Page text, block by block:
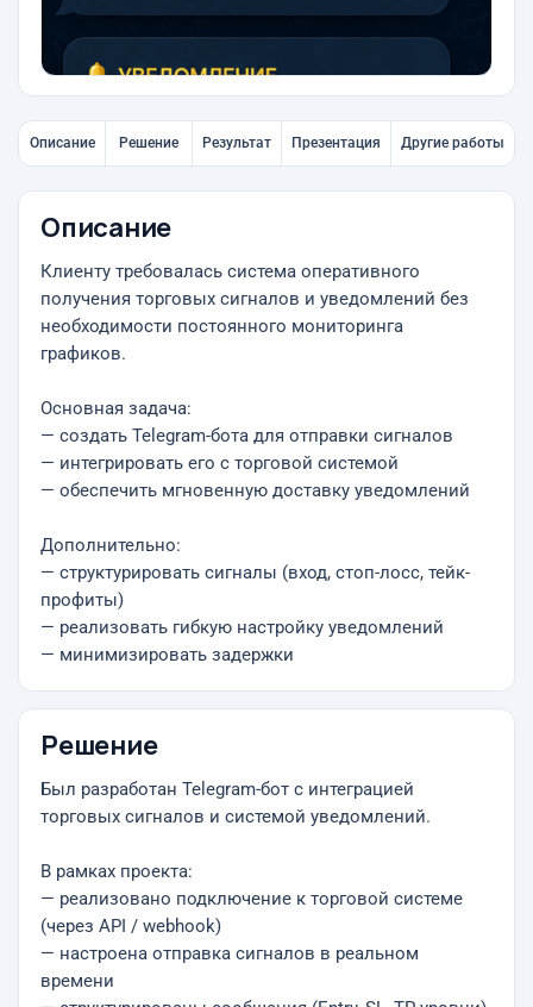
Описание Решение Результат Презентация Другие работы
Описание
Клиенту требовалась система оперативного
получения торговых сигналов и уведомлений без
необходимости постоянного мониторинга
графиков.
Основная задача:
— создать Telegram-бота для отправки сигналов
— интегрировать его с торговой системой
— обеспечить мгновенную доставку уведомлений
Дополнительно:
— структурировать сигналы (вход, стоп-лосс, тейк-
профиты)
— реализовать гибкую настройку уведомлений
— минимизировать задержки
Решение
Был разработан Telegram-бот с интеграцией
торговых сигналов и системой уведомлений.
В рамках проекта:
— реализовано подключение к торговой системе
(через API / webhook)
— настроена отправка сигналов в реальном
времени